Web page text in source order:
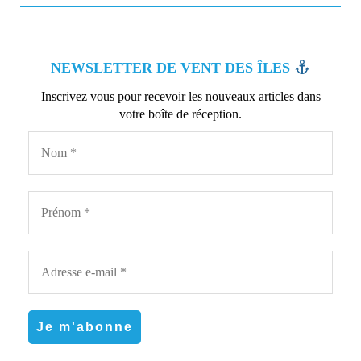
NEWSLETTER DE VENT DES ÎLES
Inscrivez vous pour recevoir les nouveaux articles dans
votre boîte de réception.